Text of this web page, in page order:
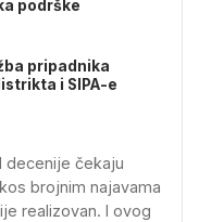
podrške
pripadnika
i SIPA-e
decenije čekaju
brojnim najavama
realizovan. I ovog